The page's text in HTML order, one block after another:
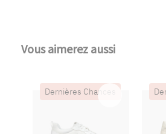
Vous aimerez aussi
Dernières Chances